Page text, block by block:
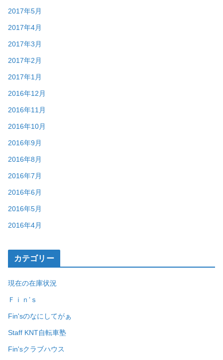
2017年5月
2017年4月
2017年3月
2017年2月
2017年1月
2016年12月
2016年11月
2016年10月
2016年9月
2016年8月
2016年7月
2016年6月
2016年5月
2016年4月
カテゴリー
現在の在庫状況
Ｆｉｎ’ｓ
Fin'sのなにしてがぁ
Staff KNT自転車塾
Fin'sクラブハウス